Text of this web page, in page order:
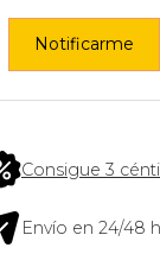
Notificarme
Consigue 3
Envío en 24/48